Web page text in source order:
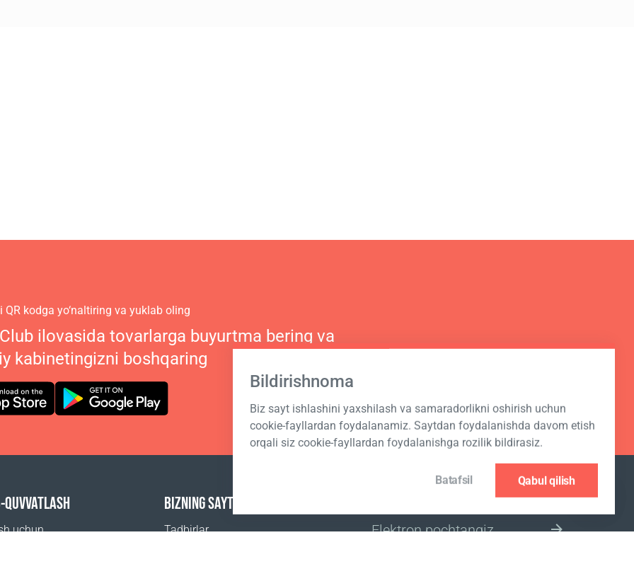
Bildirishnoma
Biz sayt ishlashini yaxshilash va samaradorlikni oshirish uchun
cookie-fayllardan foydalanamiz. Saytdan foydalanishda davom etish
orqali siz cookie-fayllardan foydalanishga rozilik bildirasiz.
Batafsil Qabul qilish
QR kodga yo‘naltiring va yuklab oling
ilovasida tovarlarga buyurtma bering va
kabinetingizni boshqaring
QUVVATLASH
uchun
BIZNING SAYTLARIMIZ
Tadbirlar
JO‘NATMAGA OBUNA BO‘LISH